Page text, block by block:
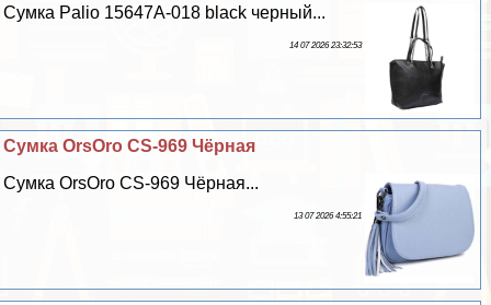
Сумка Palio 15647A-018 black черный...
14 07 2026 23:32:53
Сумка OrsOro CS-969 Чёрная
Сумка OrsOro CS-969 Чёрная...
13 07 2026 4:55:21